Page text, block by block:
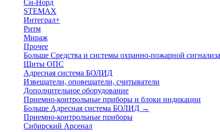
Си-Норд
STEMAX
Интеграл+
Ритм
Мираж
Прочее
Больше Средства и системы охранно-пожарной
Щиты ОПС
Адресная система БОЛИД
Извещатели, оповещатели, считыватели
Дополнительное оборудование
Приемно-контрольные приборы и блоки индикации
Больше Адресная система БОЛИД →
Приемно-контрольные приборы
Сибирский Арсенал